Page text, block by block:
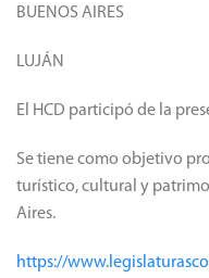
BUENOS AIRES
LUJÁN
El HCD participó de la
Se tiene como objetivo
turístico, cultural y
Aires.
https://